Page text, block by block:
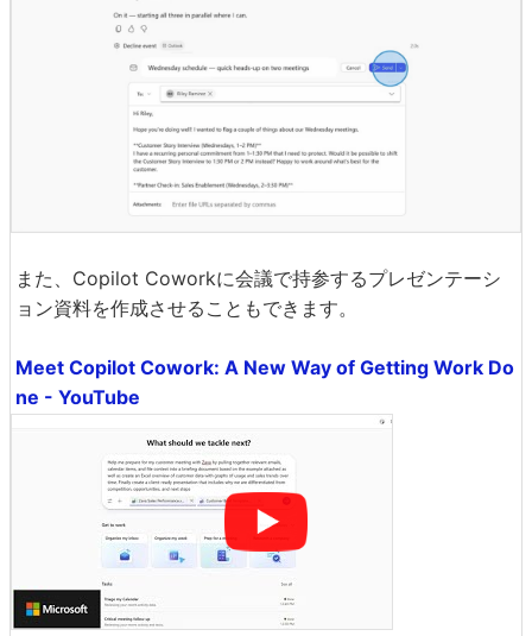
また、Copilot Coworkに会議で持参するプレゼンテーシ
ョン資料を作成させることもできます。
Meet Copilot Cowork: A New Way of Getting Work Do
ne - YouTube